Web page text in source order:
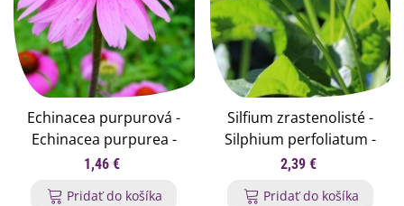
Echinacea purpurová -
Echinacea purpurea -
predaj semien - 15 ks
1,46 €
Pridať do košíka
Silfium zrastenolisté -
Silphium perfoliatum -
semená silfiuma - 8 ks
2,39 €
Pridať do košíka